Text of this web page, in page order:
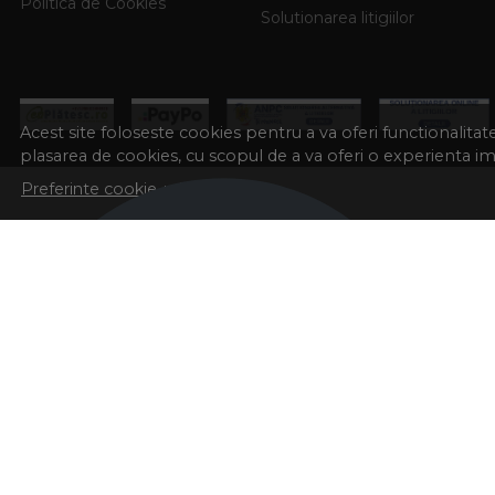
Acest site foloseste cookies pentru a va oferi
plasarea de cookies, cu scopul de a va oferi o experienta
Preferinte cookie-uri
Solutionarea litigiilor